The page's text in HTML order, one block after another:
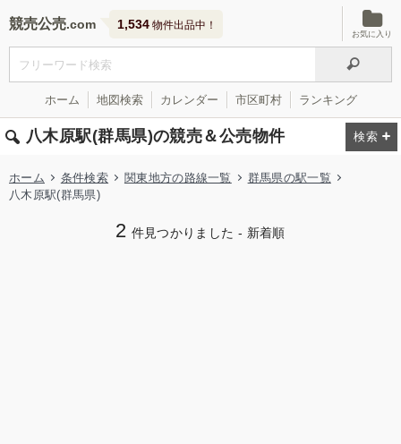
競売公売 1,534 物件出品中！
お気に入り
ホーム 地図検索 カレンダー 市区町村 ランキング
八木原駅(群馬県)の競売＆公売物件
ホーム 条件検索 関東地方の路線一覧
群馬県の駅一覧
八木原駅(群馬県)
2 件見つかりました - 新着順